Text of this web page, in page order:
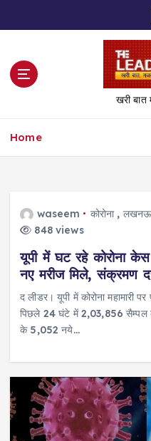
t
खरी
Home
waseem कोरोना, लखनऊ
848 views
यूपी में घट रहे कोरोना
नए मरीज मिले, संक्रमण
द लीडर। यूपी में कोरोना महामारी
पिछले 24 घंटे में 2,03,856 सैम्पल
के 5,052 नये…